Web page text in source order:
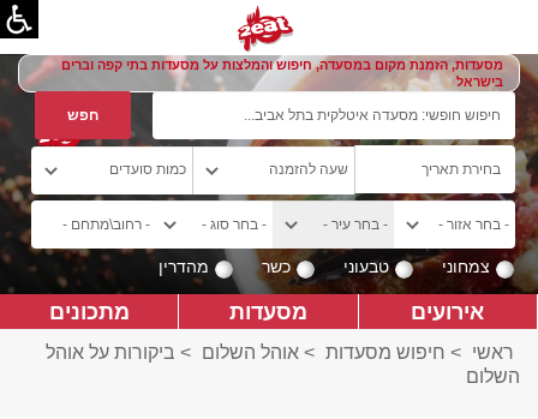
מסעדות, הזמנת מקום במסעדה, חיפוש והמלצות על מסעדות בתי קפה וברים
בישראל
צמחוני טבעוני כשר מהדרין
אירועים מסעדות מתכונים
ראשי > חיפוש מסעדות > אוהל השלום > ביקורות על אוהל
השלום